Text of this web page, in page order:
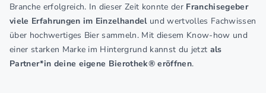
Branche erfolgreich. In dieser Zeit konnte der Franchisegeber
viele Erfahrungen im Einzelhandelund wertvolles Fachwissen
über hochwertiges Bier sammeln. Mit diesem Know-how und
einer starken Marke im Hintergrund kannst du jetzt als
Partner*in deine eigene Bierothek® eröffnen.